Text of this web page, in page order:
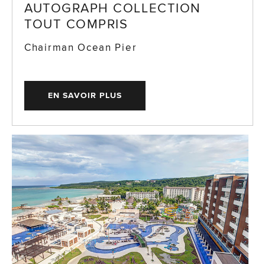
AUTOGRAPH COLLECTION
TOUT COMPRIS
Chairman Ocean Pier
EN SAVOIR PLUS